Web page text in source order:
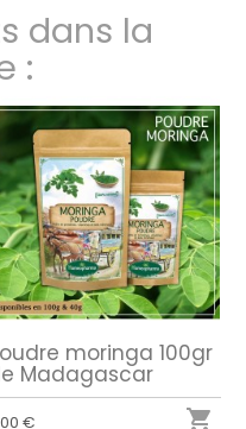
dans la
:
moringa 100gr
Madagascar
€ 